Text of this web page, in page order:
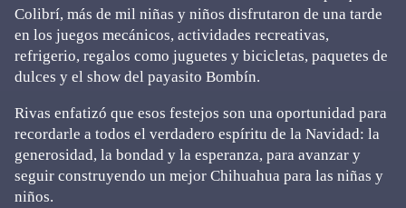
Colibrí, más de mil niñas y niños disfrutaron de una tarde
en los juegos mecánicos, actividades recreativas,
refrigerio, regalos como juguetes y bicicletas, paquetes de
dulces y el show del payasito Bombín.
Rivas enfatizó que esos festejos son una oportunidad para
recordarle a todos el verdadero espíritu de la Navidad: la
generosidad, la bondad y la esperanza, para avanzar y
seguir construyendo un mejor Chihuahua para las niñas y
niños.